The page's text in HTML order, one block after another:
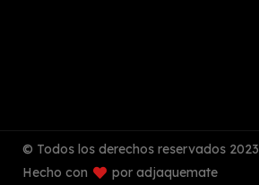
© Todos los derechos reservados 2023
Hecho con
por adjaquemate